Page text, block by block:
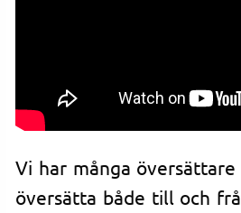
Vi har många översättare
översätta både till och